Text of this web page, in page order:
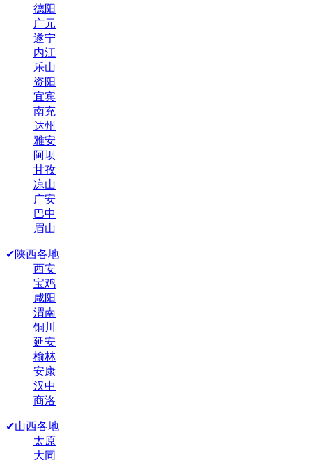
德阳
广元
遂宁
内江
乐山
资阳
宜宾
南充
达州
雅安
阿坝
甘孜
凉山
广安
巴中
眉山
✔陕西各地
西安
宝鸡
咸阳
渭南
铜川
延安
榆林
安康
汉中
商洛
✔山西各地
太原
大同